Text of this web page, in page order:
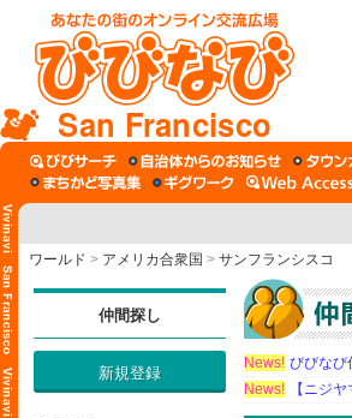
San Francisco
ワールド > アメリカ合衆国 > サンフランシスコ
仲間探し
新規登録
News! びびなび
News!
【ニジ